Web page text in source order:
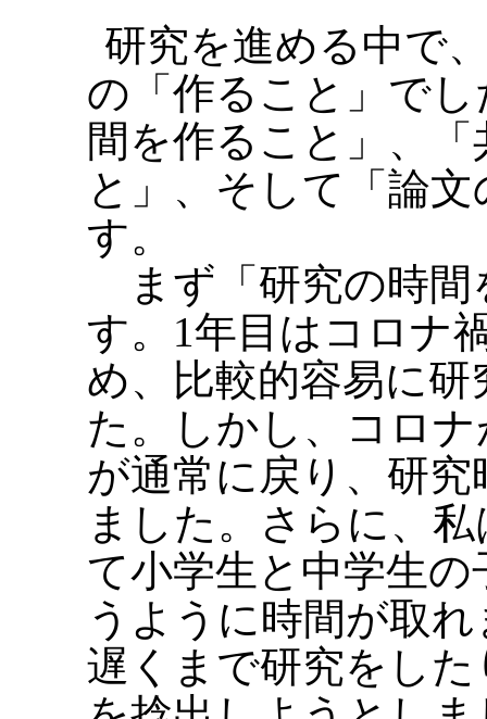
研究を進める中で
の「作ること」で
間を作ること」、
と」、そして「論
す。
まず「研究の時間
す。1年目はコロナ
め、比較的容易に
た。しかし、コロ
が通常に戻り、研
ました。さらに、
て小学生と中学生
うように時間が取
遅くまで研究をし